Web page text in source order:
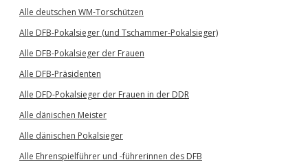
Alle deutschen WM-Torschützen
Alle DFB-Pokalsieger (und Tschammer-Pokalsieger)
Alle DFB-Pokalsieger der Frauen
Alle DFB-Präsidenten
Alle DFD-Pokalsieger der Frauen in der DDR
Alle dänischen Meister
Alle dänischen Pokalsieger
Alle Ehrenspielführer und -führerinnen des DFB